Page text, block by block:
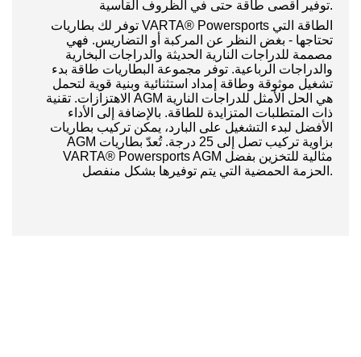
توفير أقصى طاقة حتى في الظروف القاسية.
توفر لك بطاريات VARTA® Powersports الطاقة التي
تحتاجها - بغض النظر عن المركبة أو التضاريس. فهي
مصممة للدراجات النارية الحديثة والدراجات البخارية
والدراجات الرباعية. توفر مجموعة البطاريات طاقة بدء
تشغيل موثوقة وطاقة إمداد استثنائية وبنية قوية لتحمل
الاهتزازات. تقنية AGM هي الحل الأمثل للدراجات النارية
ذات المتطلبات المتزايدة للطاقة. بالإضافة إلى الأداء
الأفضل لبدء التشغيل على البارد، يمكن تركيب بطاريات
AGM بزاوية تركيب تصل إلى 25 درجة. تُعدّ بطاريات
VARTA® Powersports AGM مثالية للتخزين بفضل
الحزمة الحمضية التي يتم توفيرها بشكل منفصل.